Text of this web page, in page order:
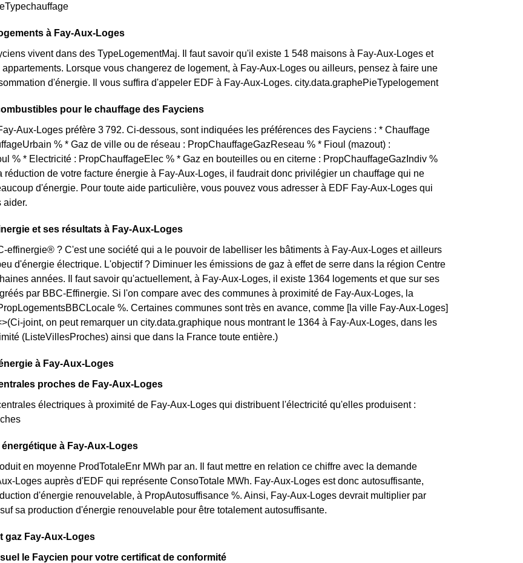
à Fay-Aux-Loges
vivent dans des TypeLogementMaj. Il faut savoir qu'il existe 1 548 maisons à Fay-Aux-Loges et
Lorsque vous changerez de logement, à Fay-Aux-Loges ou ailleurs, pensez à faire une
d'énergie. Il vous suffira d'appeler EDF à Fay-Aux-Loges. city.data.graphePieTypelogement
pour le chauffage des Fayciens
Aux-Loges préfère 3 792. Ci-dessous, sont indiquées les préférences des Fayciens : * Chauffage
% * Gaz de ville ou de réseau : PropChauffageGazReseau % * Fioul (mazout) :
% * Electricité : PropChauffageElec % * Gaz en bouteilles ou en citerne : PropChauffageGazIndiv %
réduction de votre facture énergie à Fay-Aux-Loges, il faudrait donc privilégier un chauffage qui ne
d'énergie. Pour toute aide particulière, vous pouvez vous adresser à EDF Fay-Aux-Loges qui
aider.
et ses résultats à Fay-Aux-Loges
effinergie® ? C'est une société qui a le pouvoir de labelliser les bâtiments à Fay-Aux-Loges et ailleurs
d'énergie électrique. L'objectif ? Diminuer les émissions de gaz à effet de serre dans la région Centre
années. Il faut savoir qu'actuellement, à Fay-Aux-Loges, il existe 1364 logements et que sur ses
par BBC-Effinergie. Si l'on compare avec des communes à proximité de Fay-Aux-Loges, la
%. Certaines communes sont très en avance, comme [la ville Fay-Aux-Loges]
joint, on peut remarquer un city.data.graphique nous montrant le 1364 à Fay-Aux-Loges, dans les
(ListeVillesProches) ainsi que dans la France toute entière.)
à Fay-Aux-Loges
proches de Fay-Aux-Loges
électriques à proximité de Fay-Aux-Loges qui distribuent l'électricité qu'elles produisent :
à Fay-Aux-Loges
en moyenne ProdTotaleEnr MWh par an. Il faut mettre en relation ce chiffre avec la demande
Loges auprès d'EDF qui représente ConsoTotale MWh. Fay-Aux-Loges est donc autosuffisante,
d'énergie renouvelable, à PropAutosuffisance %. Ainsi, Fay-Aux-Loges devrait multiplier par
sa production d'énergie renouvelable pour être totalement autosuffisante.
gaz Fay-Aux-Loges
le Faycien pour votre certificat de conformité